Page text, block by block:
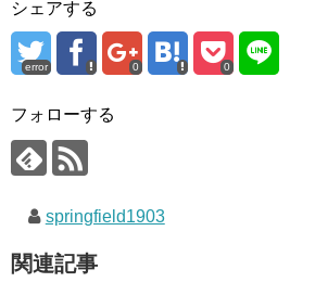
シェアする
error 0 0
フォローする
springfield1903
関連記事